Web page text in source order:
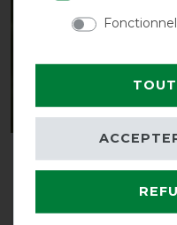
Stretch Bug Eye Saver
with Ears - Masque Anti-
mouche
Fonctionnel